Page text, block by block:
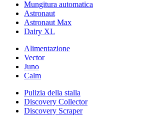
Mungitura automatica
Astronaut
Astronaut Max
Dairy XL
Alimentazione
Vector
Juno
Calm
Pulizia della stalla
Discovery Collector
Discovery Scraper